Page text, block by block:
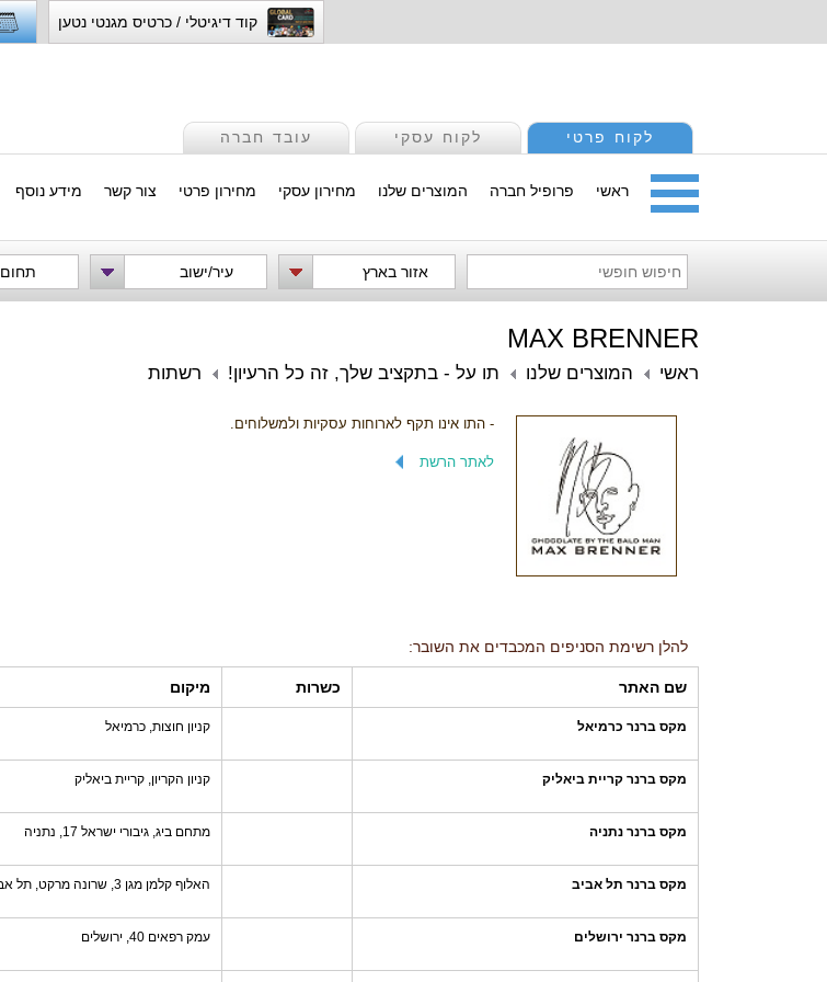
קוד דיגיטלי / כרטיס מגנטי נטען
לקוח פרטי לקוח עסקי עובד חברה
ראשי פרופיל חברה המוצרים שלנו מחירון עסקי מחירון פרטי צור קשר מידע נוסף
אזור בארץ עיר/ישוב תחום
MAX BRENNER
ראשי המוצרים שלנו תו על - בתקציב שלך, זה כל הרעיון! רשתות
- התו אינו תקף לארוחות עסקיות ולמשלוחים.
לאתר הרשת
להלן רשימת הסניפים המכבדים את השובר:
שם האתר כשרות מיקום
מקס ברנר כרמיאל קניון חוצות, כרמיאל
מקס ברנר קריית ביאליק קניון הקריון, קריית ביאליק
מקס ברנר נתניה מתחם ביג, גיבורי ישראל 17, נתניה
מקס ברנר תל אביב האלוף קלמן מגן 3, שרונה מרקט, תל אביב
מקס ברנר ירושלים עמק רפאים 40, ירושלים